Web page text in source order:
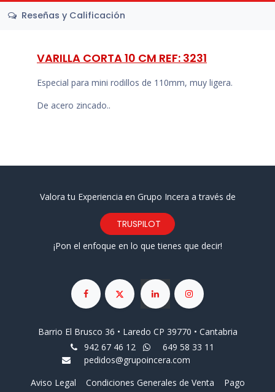
Reseñas y Calificación
VARILLA CORTA 10 CM REF: 3231
Especial para mini rodillos de 110mm, muy ligera.
De acero zincado..
Valora tu Experiencia en Grupo Incera a través de
TRUSPILOT
¡Pon el enfoque en lo que tienes que decir!
Barrio El Brusco 36 • Laredo CP 39770 • Cantabria
942 67 46 12
649 58 33 11
pedidos@grupoincera.com
Aviso Legal
Condiciones Generales de Venta
Pago